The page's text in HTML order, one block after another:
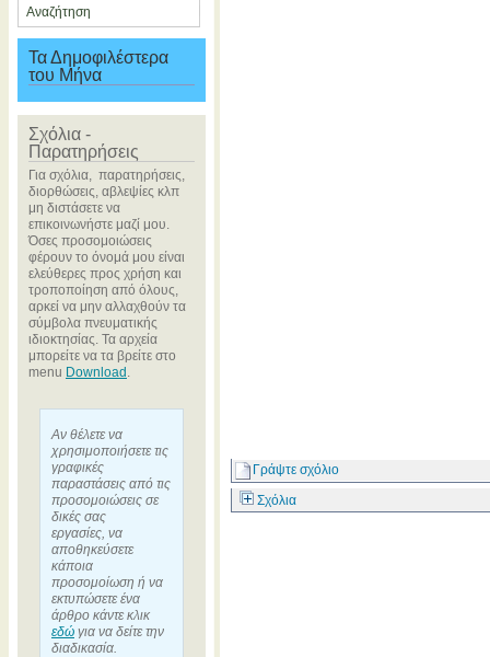
Αναζήτηση
Τα Δημοφιλέστερα
του Μήνα
Σχόλια -
Παρατηρήσεις
Για σχόλια, παρατηρήσεις,
διορθώσεις, αβλεψίες κλπ
μη διστάσετε να
επικοινωνήστε μαζί μου.
Όσες προσομοιώσεις
φέρουν το όνομά μου είναι
ελεύθερες προς χρήση και
τροποποίηση από όλους,
αρκεί να μην αλλαχθούν τα
σύμβολα πνευματικής
ιδιοκτησίας. Τα αρχεία
μπορείτε να τα βρείτε στο
menu Download .
Αν θέλετε να
χρησιμοποιήσετε τις
γραφικές
παραστάσεις από τις
προσομοιώσεις σε
δικές σας
εργασίες, να
αποθηκεύσετε
κάποια
προσομοίωση ή να
εκτυπώσετε ένα
άρθρο κάντε κλικ
εδώ για να δείτε την
διαδικασία.
Γράψτε σχόλιο
Σχόλια